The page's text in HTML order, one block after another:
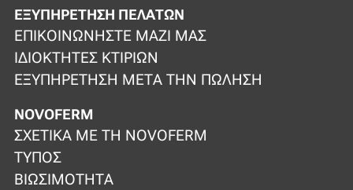
ΕΞΥΠΗΡΈΤΗΣΗ ΠΕΛΑΤΏΝ
ΕΠΙΚΟΙΝΩΝΉΣΤΕ ΜΑΖΊ ΜΑΣ
ΙΔΙΟΚΤΉΤΕΣ ΚΤΙΡΊΩΝ
ΕΞΥΠΗΡΈΤΗΣΗ ΜΕΤΆ ΤΗΝ ΠΏΛΗΣΗ
NOVOFERM
ΣΧΕΤΙΚΆ ΜΕ ΤΗ NOVOFERM
ΤΎΠΟΣ
ΒΙΩΣΙΜΌΤΗΤΑ